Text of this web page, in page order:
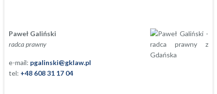
Paweł Galiński
radca prawny
e-mail: pgalinski@gklaw.pl
tel: +48 608 31 17 04